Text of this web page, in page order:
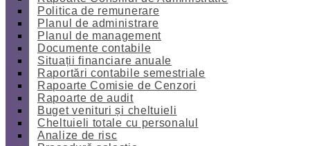
Politica de remunerare
Planul de administrare
Planul de management
Documente contabile
Situații financiare anuale
Raportări contabile semestriale
Rapoarte Comisie de Cenzori
Rapoarte de audit
Buget venituri și cheltuieli
Cheltuieli totale cu personalul
Analize de risc